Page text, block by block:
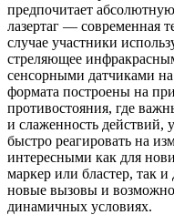
предпочитает
лазертаг — современная
случае участники
стреляющее
сенсорными датчиками
формата построены на
противостояния, где
и слаженность действий,
быстро реагировать на
интересными как для
маркер или бластер, так
новые вызовы и
динамичных условиях.